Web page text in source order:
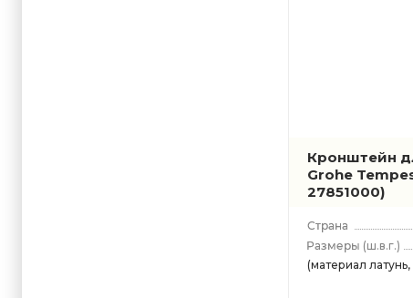
Кронштейн
Grohe
27851000)
(ш.в.г.)
(материал